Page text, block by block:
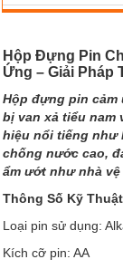
Hộp Đựng Pin
Ứng – Giải Pháp
Hộp đựng pin
bị van xả tiểu nam
hiệu nổi tiếng như
chống nước cao,
ẩm ướt như nhà
Thông Số Kỹ Thuật
Loại pin sử dụng:
Kích cỡ pin: AA